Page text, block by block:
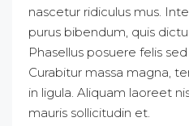
nascetur ridiculus mus.
purus bibendum, quis
Phasellus posuere felis
Curabitur massa magna,
in ligula. Aliquam laoreet
mauris sollicitudin et.